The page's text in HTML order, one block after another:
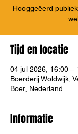
Hooggeëerd
Tijd en locatie
04 jul 2026, 16:00 –
Boerderij Woldwijk,
Boer, Nederland
Informatie